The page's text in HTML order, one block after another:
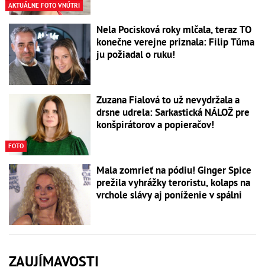
AKTUÁLNE FOTO VNÚTRI
Nela Pocisková roky mlčala, teraz TO
konečne verejne priznala: Filip Tůma
ju požiadal o ruku!
FOTO
Zuzana Fialová to už nevydržala a
drsne udrela: Sarkastická NÁLOŽ pre
konšpirátorov a popieračov!
Mala zomrieť na pódiu! Ginger Spice
prežila vyhrážky teroristu, kolaps na
vrchole slávy aj poníženie v spálni
ZAUJÍMAVOSTI